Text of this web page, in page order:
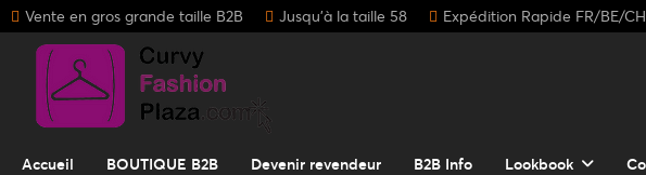
Vente en gros grande taille B2B Jusqu'à la taille 58 Expédition Rapide FR/BE/
Accueil BOUTIQUE B2B Devenir revendeur B2B Info Lookbook